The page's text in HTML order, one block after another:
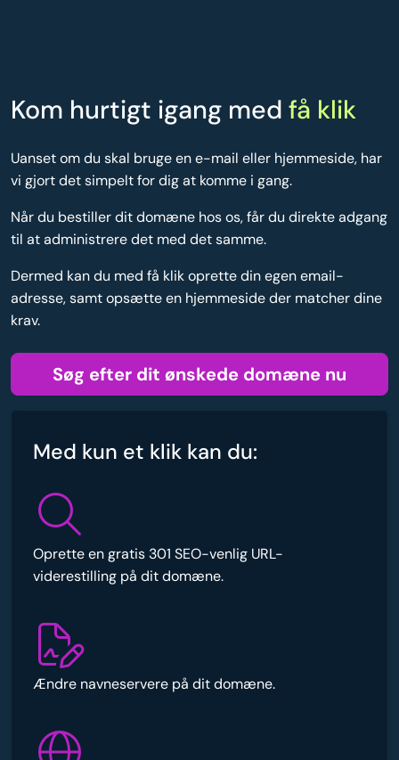
Kom hurtigt igang med få klik
Uanset om du skal bruge en e-mail eller hjemmeside, har
vi gjort det simpelt for dig at komme i gang.
Når du bestiller dit domæne hos os, får du direkte adgang
til at administrere det med det samme.
Dermed kan du med få klik oprette din egen email-
adresse, samt opsætte en hjemmeside der matcher dine
krav.
Søg efter dit ønskede domæne nu
Med kun et klik kan du:
Oprette en gratis 301 SEO-venlig URL-
viderestilling på dit domæne.
Ændre navneservere på dit domæne.